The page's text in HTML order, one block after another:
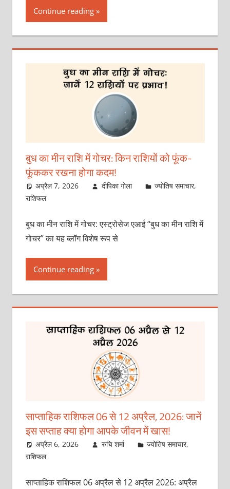
Continue reading
बुध का मीन राशि में गोचर: किन राशियों को फूंक-
फूंककर रखना होगा कदम!
अप्रैल 7, 2026 दीपिका गोला ज्योतिष समाचार,
राशिफल
बुध का मीन राशि में गोचर: एस्ट्रोसेज एआई “बुध का मीन राशि में
गोचर” का यह ब्लॉग विशेष रूप से
Continue reading
साप्ताहिक राशिफल 06 से 12 अप्रैल, 2026: जानें
इस सप्ताह क्या होगा आपके जीवन में खास!
अप्रैल 6, 2026 रुचि शर्मा ज्योतिष समाचार,
राशिफल
साप्ताहिक राशिफल 06 अप्रैल से 12 अप्रैल 2026: अप्रैल